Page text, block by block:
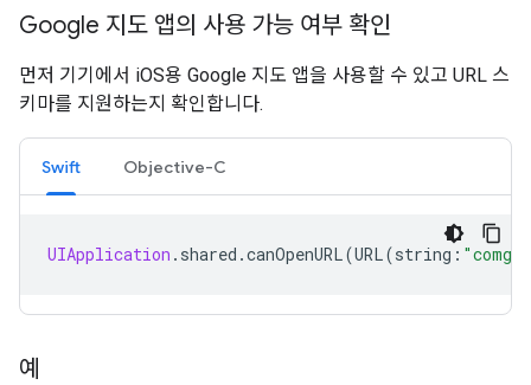
Google 지도 앱의 사용 가능 여부 확인
먼저 기기에서 iOS용 Google 지도 앱을 사용할 수 있고 URL 스
키마를 지원하는지 확인합니다.
Swift Objective-C
UIApplication . shared .canOpenURL(URL(string :
예